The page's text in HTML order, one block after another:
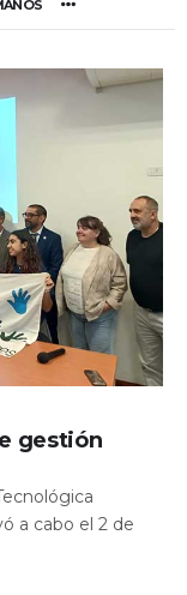
gestión
a cabo el 2 de